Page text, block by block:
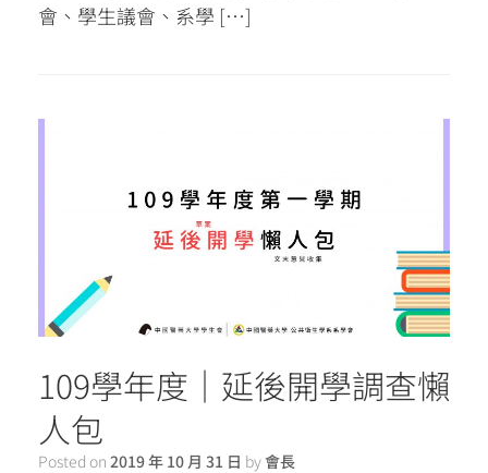
會、學生議會、系學 […]
109學年度｜延後開學調查懶
人包
Posted on 2019 年 10 月 31 日 by會長